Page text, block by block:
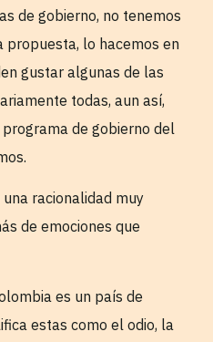
de gobierno, no tenemos
propuesta, lo hacemos en
gustar algunas de las
todas, aun así,
de gobierno del
racionalidad muy
de emociones que
es un país de
estas como el odio, la